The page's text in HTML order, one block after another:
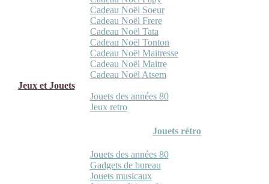
Cadeau Noël Soeur
Cadeau Noël Frere
Cadeau Noël Tata
Cadeau Noël Tonton
Cadeau Noël Maitresse
Cadeau Noël Maitre
Cadeau Noël Atsem
Jeux et Jouets
Jouets des années 80
Jeux retro
Jouets rétro
Jouets des années 80
Gadgets de bureau
Jouets musicaux